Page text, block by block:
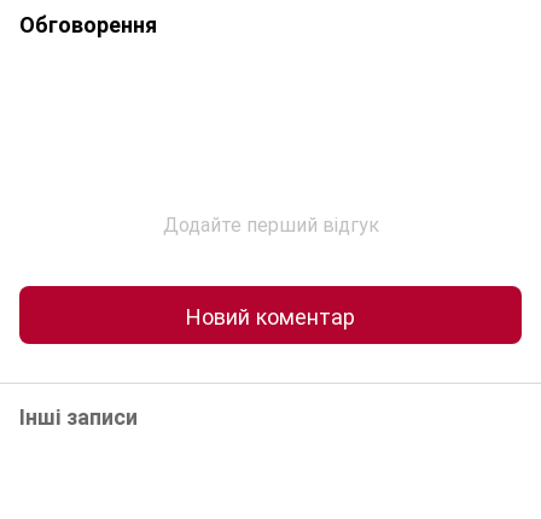
Обговорення
Додайте перший відгук
Новий коментар
Інші записи